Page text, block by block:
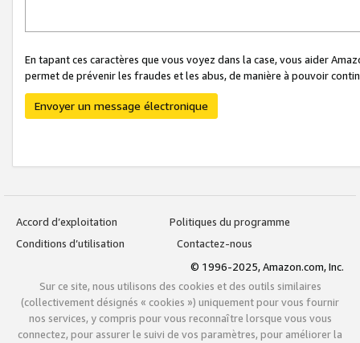
En tapant ces caractères que vous voyez dans la case, vous aider
permet de prévenir les fraudes et les abus, de manière à pouvoir
Envoyer un message électronique
Accord d’exploitation
Politiques du programme
Conditions d’utilisation
Contactez-nous
© 1996-2025, Amazon.com, Inc.
Sur ce site, nous utilisons des cookies et des outils similaires
(collectivement désignés « cookies ») uniquement pour vous fournir
nos services, y compris pour vous reconnaître lorsque vous vous
connectez, pour assurer le suivi de vos paramètres, pour améliorer la